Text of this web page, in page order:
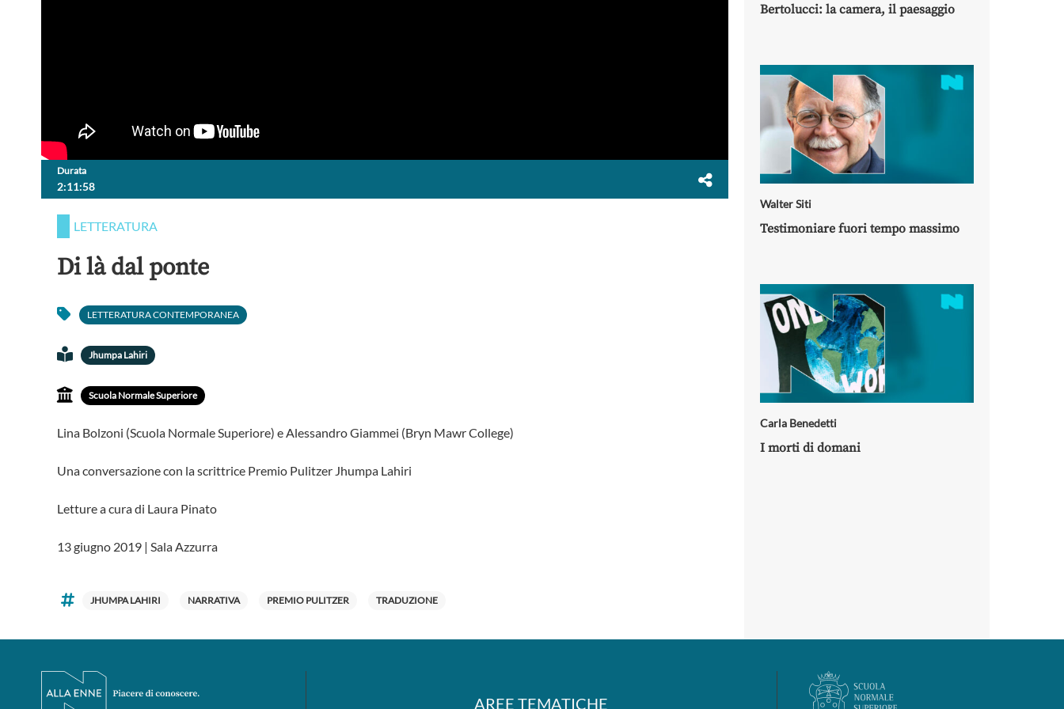
Durata
2:11:58
LETTERATURA
Di là dal ponte
LETTERATURA CONTEMPORANEA
Jhumpa Lahiri
Scuola Normale Superiore
Lina Bolzoni (Scuola Normale Superiore) e Alessandro Giammei (Bryn Mawr College)
Una conversazione con la scrittrice Premio Pulitzer Jhumpa Lahiri
Letture a cura di Laura Pinato
13 giugno 2019 | Sala Azzurra
JHUMPA LAHIRI NARRATIVA PREMIO PULITZER TRADUZIONE
Bertolucci: la camera, il paesaggio
Walter Siti
Testimoniare fuori tempo massimo
Carla Benedetti
I morti di domani
AREE TEMATICHE